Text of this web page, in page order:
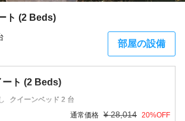
ト (2 Beds)
部屋の設備
ート (2 Beds)
クイーンベッド 2 台
通常価格 ¥ 28,014 20%OFF